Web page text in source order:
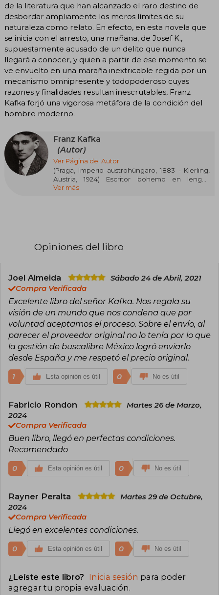
de la literatura que han alcanzado el raro destino de
desbordar ampliamente los meros límites de su
naturaleza como relato. En efecto, en esta novela que
se inicia con el arresto, una mañana, de Josef K.,
supuestamente acusado de un delito que nunca
llegará a conocer, y quien a partir de ese momento se
ve envuelto en una maraña inextricable regida por un
mecanismo omnipresente y todopoderoso cuyas
razones y finalidades resultan inescrutables, Franz
Kafka forjó una vigorosa metáfora de la condición del
hombre moderno.
Franz Kafka
(Autor)
Ver Página del Autor
(Praga, Imperio austrohúngaro, 1883 - Kierling,
Austria, 1924) Escritor bohemo en lengua
alemana. Su obra, de las más influyentes de la
espirituales. Escribió novelas insignes y gran
autobiográficos. Su peculiar estilo literario ha
sido comúnmente asociado con la filosofía
artística del existencialismo y el expresionismo.
Sus relaciones personales también tuvieron
gran impacto en su escritura. El término kafkiano
se usa en español para describir situaciones
insólitas, por lo absurdas y angustiosas.
Ver más
Opiniones del libro
Joel Almeida
Sábado 24 de Abril, 2021
Compra Verificada
Excelente libro del señor Kafka. Nos regala su
visión de un mundo que nos condena que por
voluntad aceptamos el proceso. Sobre el envío, al
parecer el proveedor original no lo tenía por lo que
la gestión de buscalibre México logró enviarlo
desde España y me respetó el precio original.
1 Esta opinión es útil 0 No es útil
Fabricio Rondon
Martes 26 de Marzo,
2024
Compra Verificada
Buen libro, llegó en perfectas condiciones.
Recomendado
0 Esta opinión es útil 0 No es útil
Rayner Peralta
Martes 29 de Octubre,
2024
Compra Verificada
Llegó en excelentes condiciones.
0 Esta opinión es útil 0 No es útil
¿Leíste este libro? Inicia sesión para poder
agregar tu propia evaluación.